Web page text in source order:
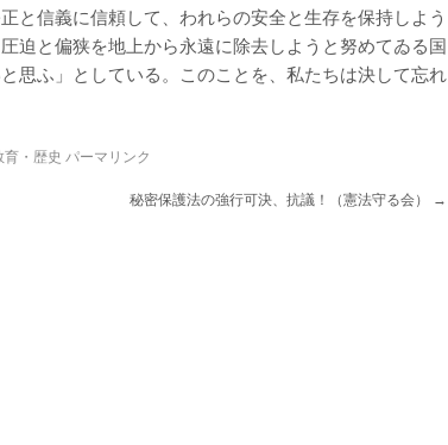
と信義に信頼して、われらの安全と生存を保持しよう
迫と偏狭を地上から永遠に除去しようと努めてゐる国
思ふ」としている。このことを、私たちは決して忘れ
・歴史 パーマリンク
秘密保護法の強行可決、抗議！（憲法守る会） →